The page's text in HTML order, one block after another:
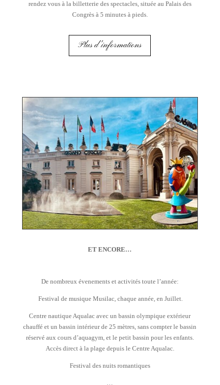
rendez vous à la billetterie des spectacles, située au Palais des
Congrès à 5 minutes à pieds.
Plus d'informations
ET ENCORE…
De nombreux évenements et activités toute l’année:
Festival de musique Musilac, chaque année, en Juillet.
Centre nautique Aqualac avec un bassin olympique extérieur
chauffé et un bassin intérieur de 25 mètres, sans compter le bassin
réservé aux cours d’aquagym, et le petit bassin pour les enfants.
Accès direct à la plage depuis le Centre Aqualac.
Festival des nuits romantiques